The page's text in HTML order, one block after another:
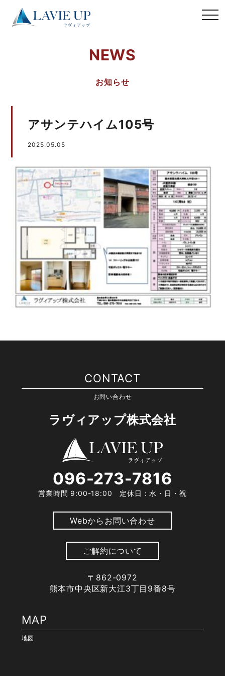
NEWS
お知らせ
アサンテハイム105号
2025.05.05
CONTACT
お問い合わせ
ラヴィアップ株式会社
096-273-7816
営業時間 9:00-18:00 定休日：水・日・祝
Webからお問い合わせ
ご解約について
〒862-0972
熊本市中央区新大江3丁目9番8号
MAP
地図